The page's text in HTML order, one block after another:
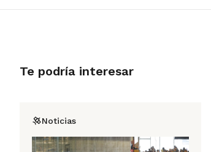
Te podría interesar
Noticias